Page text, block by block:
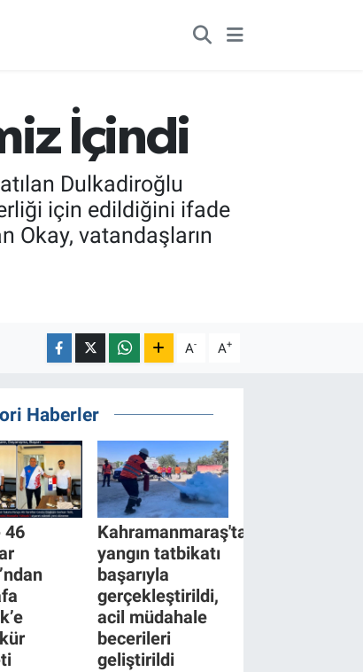
İçindi
Dulkadiroğlu
için edildiğini ifade
Okay, vatandaşların
A- A+
Haberler
46
Kahramanmaraş'ta
yangın tatbikatı
başarıyla
gerçekleştirildi,
acil müdahale
becerileri
geliştirildi